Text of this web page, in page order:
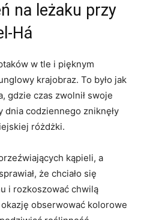
na leżaku przy
Há
w⁤ tle i pięknym
krajobraz. To⁢ było ⁤jak
gdzie czas ⁣zwolnił swoje
codziennego zniknęły
różdżki.
kąpieli, ⁤a
że chciało się
i⁤ rozkoszować chwilą
obserwować kolorowe